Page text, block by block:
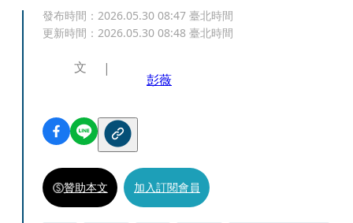
發布時間： 2026.05.30 08:47 臺北時間
更新時間： 2026.05.30 08:48 臺北時間
文
彭薇
贊助本文 加入訂閱會員